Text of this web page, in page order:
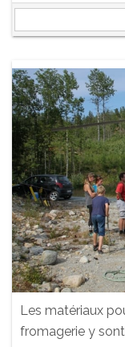
Les matériaux
fromagerie y